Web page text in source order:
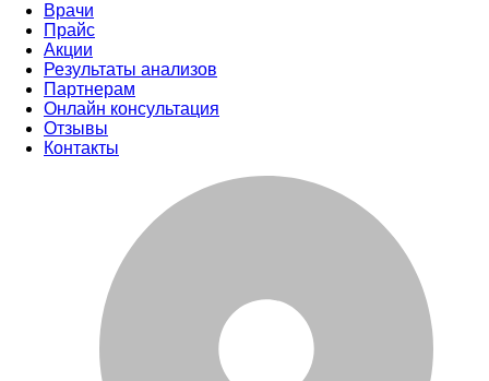
Врачи
Прайс
Акции
Результаты анализов
Партнерам
Онлайн консультация
Отзывы
Контакты